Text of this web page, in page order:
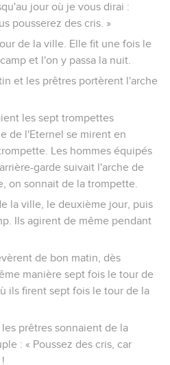
jour où je vous dirai :
pousserez des cris. »
de la ville. Elle fit une fois le
et l'on y passa la nuit.
et les prêtres portèrent l'arche
les sept trompettes
de l'Eternel se mirent en
Les hommes équipés
garde suivait l'arche de
on sonnait de la trompette.
la ville, le deuxième jour, puis
Ils agirent de même pendant
de bon matin, dès
manière sept fois le tour de
ils firent sept fois le tour de la
prêtres sonnaient de la
: « Poussez des cris, car